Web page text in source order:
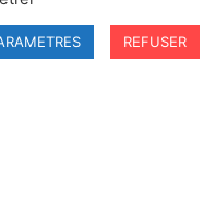
REFUSER